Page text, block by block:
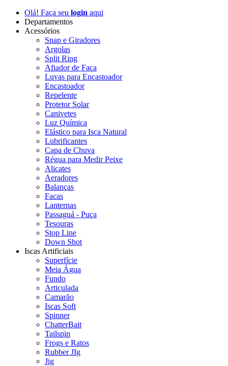
Olá! Faça seu login aqui
Departamentos
Acessórios
Snap e Giradores
Argolas
Split Ring
Afiador de Faca
Luvas para Encastoador
Encastoador
Repelente
Protetor Solar
Canivetes
Luz Química
Elástico para Isca Natural
Lubrificantes
Capa de Chuva
Régua para Medir Peixe
Alicates
Aeradores
Balanças
Facas
Lanternas
Passaguá - Puça
Tesouras
Stop Line
Down Shot
Iscas Artificiais
Superfície
Meia Água
Fundo
Articulada
Camarão
Iscas Soft
Spinner
ChatterBait
Tailspin
Frogs e Ratos
Rubber JIg
Jig